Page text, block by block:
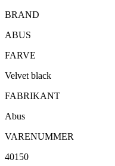
BRAND
ABUS
FARVE
Velvet black
FABRIKANT
Abus
VARENUMMER
40150